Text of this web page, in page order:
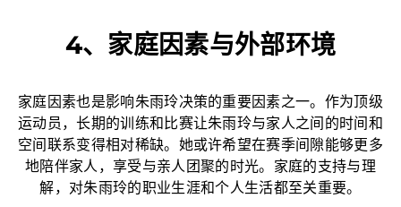
4、家庭因素与外部环境
家庭因素也是影响朱雨玲决策的重要因素之一。作为顶级
运动员，长期的训练和比赛让朱雨玲与家人之间的时间和
空间联系变得相对稀缺。她或许希望在赛季间隙能够更多
地陪伴家人，享受与亲人团聚的时光。家庭的支持与理
解，对朱雨玲的职业生涯和个人生活都至关重要。